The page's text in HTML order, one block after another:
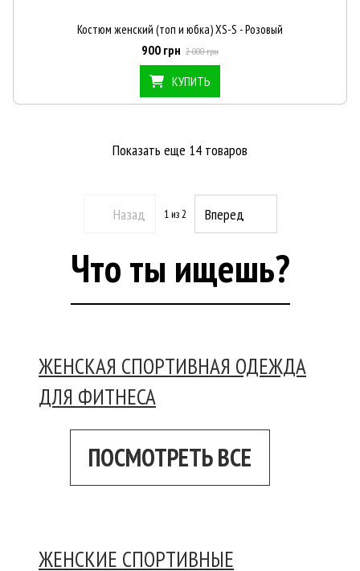
Костюм женский (топ и юбка) XS-S - Розовый
900 грн 2 000 грн
КУПИТЬ
Показать еще 14 товаров
Назад 1из 2 Вперед
Что ты ищешь?
ЖЕНСКАЯ СПОРТИВНАЯ ОДЕЖДА
ДЛЯ ФИТНЕСА
ПОСМОТРЕТЬ ВСЕ
ЖЕНСКИЕ СПОРТИВНЫЕ